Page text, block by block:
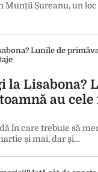
Munții Șureanu, un
la Lisabona?
au cele
în care trebuie să
și mai, dar și…